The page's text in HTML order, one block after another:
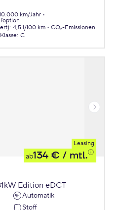
km/Jahr
: 4,5 l/100 km
CO₂-Emissionen
: C
Leasing
ab134 € / mtl.
Edition eDCT
Automatik
Stoff